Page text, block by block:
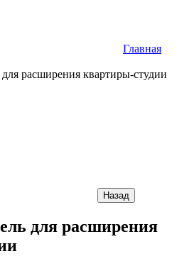
Главная
расширения квартиры-студии
Назад
для расширения